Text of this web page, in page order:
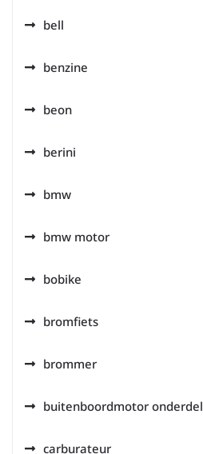
bell
benzine
beon
berini
bmw
bmw motor
bobike
bromfiets
brommer
buitenboordmotor
carburateur